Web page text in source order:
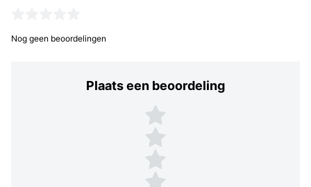
Nog geen beoordelingen
Plaats een beoordeling
Plaats een beoordeling
5 sterren
4 sterren
3 sterren
2 sterren